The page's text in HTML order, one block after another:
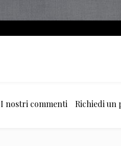
I nostri commenti Richiedi un